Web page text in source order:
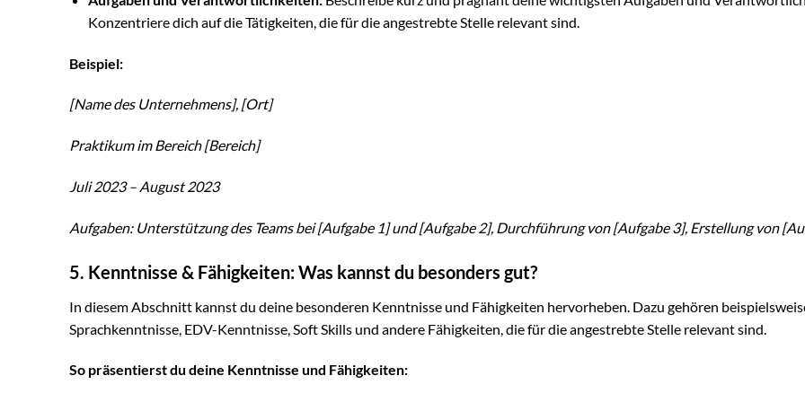
Konzentriere dich auf die Tätigkeiten, die für die angestrebte Stelle relevant sind.
Beispiel:
[Name des Unternehmens], [Ort]
Praktikum im Bereich [Bereich]
Juli 2023 – August 2023
Aufgaben: Unterstützung des Teams bei [Aufgabe 1] und [Aufgabe 2], Durchführung von [Aufgabe 3], Erstellung von
5. Kenntnisse & Fähigkeiten: Was kannst du besonders gut?
In diesem Abschnitt kannst du deine besonderen Kenntnisse und Fähigkeiten hervorheben. Dazu gehören
Sprachkenntnisse, EDV-Kenntnisse, Soft Skills und andere Fähigkeiten, die für die angestrebte Stelle relevant sind.
So präsentierst du deine Kenntnisse und Fähigkeiten: